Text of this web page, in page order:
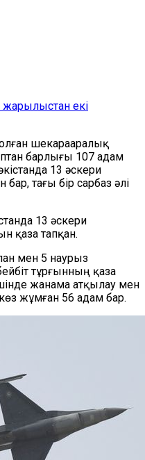
жарылыстан екі
шекарааралық
барлығы 107 адам
13 әскери
тағы бір сарбаз әлі
13 әскери
қазатапқан.
мен 5 наурыз
тұрғынның қаза
жанама атқылау мен
жұмған 56 адам бар.